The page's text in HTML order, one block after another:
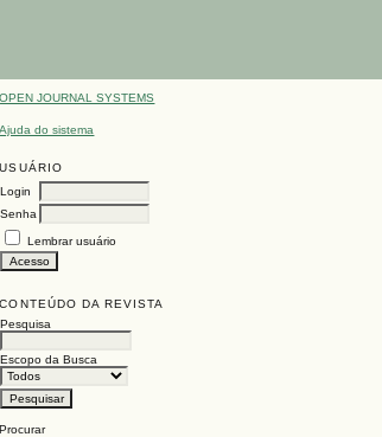
OPEN JOURNAL SYSTEMS
Ajuda do sistema
USUÁRIO
Login
Senha
Lembrar usuário
CONTEÚDO DA REVISTA
Pesquisa
Escopo da Busca
Procurar